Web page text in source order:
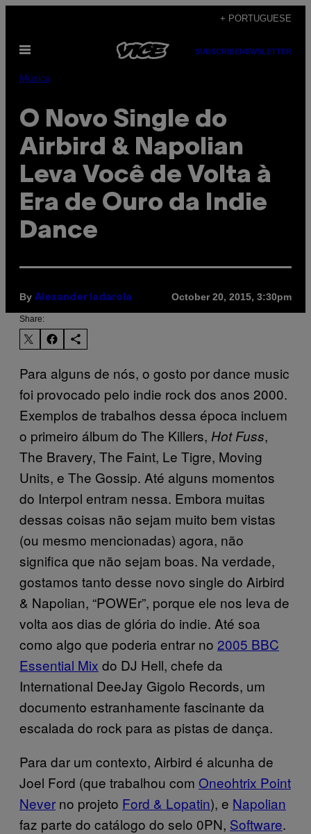
content
+ PORTUGUESE
Open
SUBSCRIBENEWSLETTER
Música
O Novo Single do
Airbird & Napolian
Leva Você de Volta à
Era de Ouro da Indie
Dance
By Alexander Iadarola October 20, 2015, 3:30pm
Share:
Para alguns de nós, o gosto por dance music
foi provocado pelo indie rock dos anos 2000.
Exemplos de trabalhos dessa época incluem
o primeiro álbum do The Killers, Hot Fuss,
The Bravery, The Faint, Le Tigre, Moving
Units, e The Gossip. Até alguns momentos
do Interpol entram nessa. Embora muitas
dessas coisas não sejam muito bem vistas
(ou mesmo mencionadas) agora, não
significa que não sejam boas. Na verdade,
gostamos tanto desse novo single do Airbird
& Napolian, “POWEr”, porque ele nos leva de
volta aos dias de glória do indie. Até soa
como algo que poderia entrar no 2005 BBC
Essential Mix do DJ Hell, chefe da
International DeeJay Gigolo Records, um
documento estranhamente fascinante da
escalada do rock para as pistas de dança.
Para dar um contexto, Airbird é alcunha de
Joel Ford (que trabalhou com Oneohtrix Point
Never no projeto Ford & Lopatin), e Napolian
faz parte do catálogo do selo 0PN, Software.